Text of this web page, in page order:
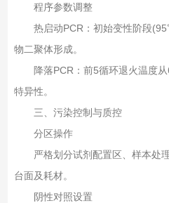
程序参数调整‌
热启动PCR‌：初始变性阶段
物二聚体形成。
降落PCR‌：前5循环退火温度
特异性。
三、‌污染控制与质控‌
分区操作‌
严格划分试剂配置区、样本处
台面及耗材。
阴性对照设置‌